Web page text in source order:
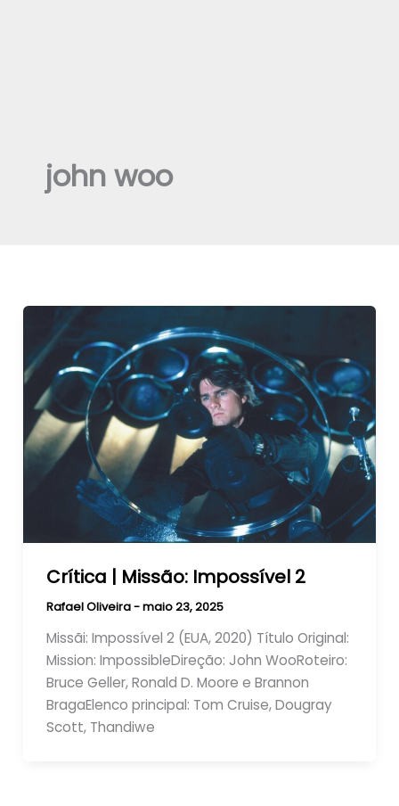
john woo
Crítica | Missão: Impossível 2
Rafael Oliveira-maio 23, 2025
Missãi: Impossível 2 (EUA, 2020) Título Original:
Mission: ImpossibleDireção: John WooRoteiro:
Bruce Geller, Ronald D. Moore e Brannon
BragaElenco principal: Tom Cruise, Dougray
Scott, Thandiwe